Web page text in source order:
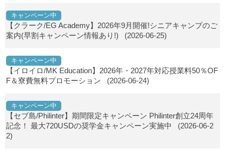
キャンペーン中
【クラーク/EG Academy】2026年9月開催!シニアキャンプのご
案内(早割キャンペーン情報あり!) (2026-06-25)
キャンペーン中
【イロイロ/MK Education】2026年・2027年対応授業料50％OF
F＆寮費無料プロモーション (2026-06-24)
キャンペーン中
【セブ島/Philinter】期間限定キャンペーン Philinter創立24周年
記念！ 最大720USDの奨学金キャンペーン実施中
(2026-06-2
2)